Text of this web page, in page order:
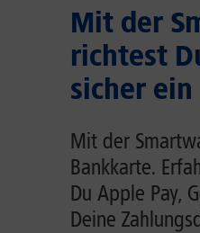
Mit der
richtest
sicher ein
Mit der
Bankkarte.
Du Apple Pay,
Deine